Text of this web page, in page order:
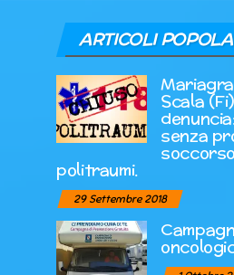
ARTICOLI
Scala (Fi)
senza
soccorso
politraumi.
29 Settembre 2018